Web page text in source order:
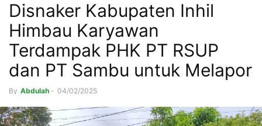
Disnaker Kabupaten Inhil
Himbau Karyawan
Terdampak PHK PT RSUP
dan PT Sambu untuk Melapor
By Abdulah - 04/02/2025